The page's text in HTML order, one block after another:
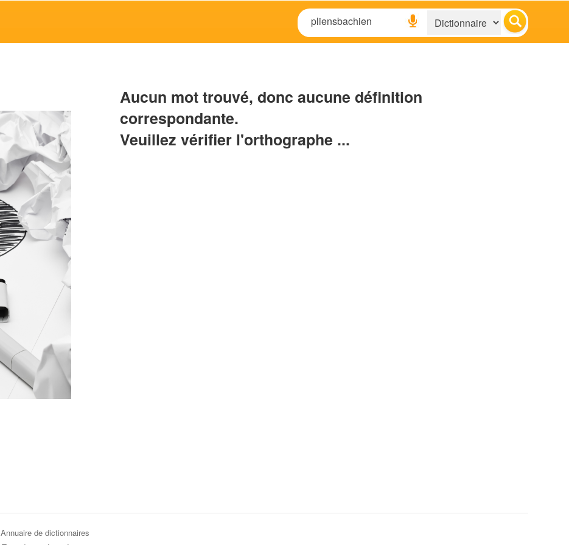
Aucun mot trouvé, donc aucune définition
correspondante.
Veuillez vérifier l'orthographe ...
Annuaire de dictionnaires